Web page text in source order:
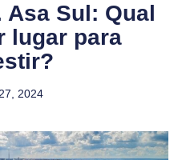
Asa Sul: Qual
lugar para
2024